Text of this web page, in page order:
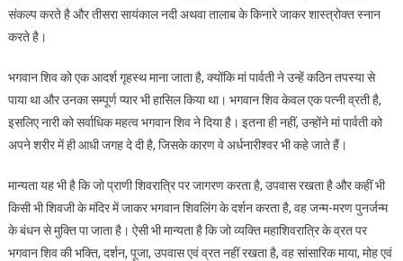
संकल्प करते है और तीसरा सायंकाल नदी अथवा तालाब के किनारे जाकर शास्त्रोक्त स्नान
करते है।
भगवान शिव को एक आदर्श गृहस्थ माना जाता है, क्योंकि मां पार्वती ने उन्हें कठिन तपस्या से
पाया था और उनका सम्पूर्ण प्यार भी हासिल किया था। भगवान शिव केवल एक पत्नी व्रती है,
इसलिए नारी को सर्वाधिक महत्व भगवान शिव ने दिया है। इतना ही नहीं, उन्होंने मां पार्वती को
अपने शरीर में ही आधी जगह दे दी है, जिसके कारण वे अर्धनारीश्वर भी कहे जाते हैं।
मान्यता यह भी है कि जो प्राणी शिवरात्रि पर जागरण करता है, उपवास रखता है और कहीं भी
किसी भी शिवजी के मंदिर में जाकर भगवान शिवलिंग के दर्शन करता है, वह जन्म-मरण पुनर्जन्म
के बंधन से मुक्ति पा जाता है। ऐसी भी मान्यता है कि जो व्यक्ति महाशिवरात्रि के व्रत पर
भगवान शिव की भक्ति, दर्शन, पूजा, उपवास एवं व्रत नहीं रखता है, वह सांसारिक माया, मोह एवं